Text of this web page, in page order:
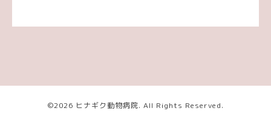
©2026 ヒナギク動物病院. All Rights Reserved.